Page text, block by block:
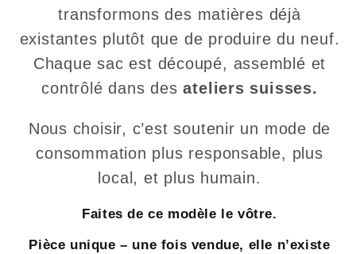
transformons des matières déjà
existantes plutôt que de produire du neuf.
Chaque sac est découpé, assemblé et
contrôlé dans desateliers suisses.
Nous choisir, c’est soutenir un mode de
consommation plus responsable, plus
local, et plus humain.
Faites de ce modèle le vôtre.
Pièce unique – une fois vendue, elle n’existe